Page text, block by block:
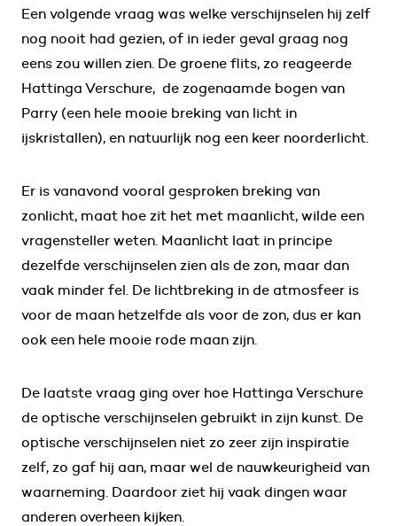
Een volgende vraag was welke verschijnselen hij zelf
nog nooit had gezien, of in ieder geval graag nog
eens zou willen zien. De groene flits, zo reageerde
Hattinga Verschure, de zogenaamde bogen van
Parry (een hele mooie breking van licht in
ijskristallen), en natuurlijk nog een keer noorderlicht.
Er is vanavond vooral gesproken breking van
zonlicht, maat hoe zit het met maanlicht, wilde een
vragensteller weten. Maanlicht laat in principe
dezelfde verschijnselen zien als de zon, maar dan
vaak minder fel. De lichtbreking in de atmosfeer is
voor de maan hetzelfde als voor de zon, dus er kan
ook een hele mooie rode maan zijn.
De laatste vraag ging over hoe Hattinga Verschure
de optische verschijnselen gebruikt in zijn kunst. De
optische verschijnselen niet zo zeer zijn inspiratie
zelf, zo gaf hij aan, maar wel de nauwkeurigheid van
waarneming. Daardoor ziet hij vaak dingen waar
anderen overheen kijken.